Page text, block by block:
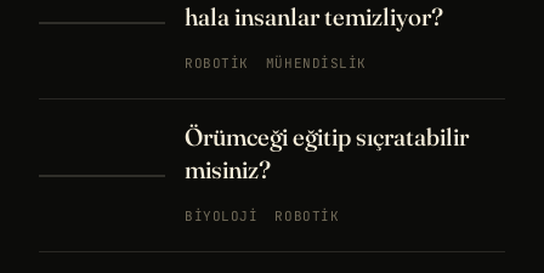
hala insanlar temizliyor?
ROBOTIK MÜHENDISLIK
Örümceği eğitip sıçratabilir
misiniz?
BIYOLOJI ROBOTIK